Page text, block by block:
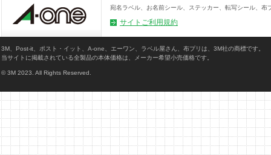
宛名ラベル、お名前シール、ステッカー、転写シール、
サイトご利用規約
3M、Post-it、ポスト・イット、A-one、エーワン、ラベル屋さん、布プリは、3M社の商標です。
当サイトに掲載されている全製品の本体価格は、メーカー希望小売価格です。
© 3M 2023. All Rights Reserved.